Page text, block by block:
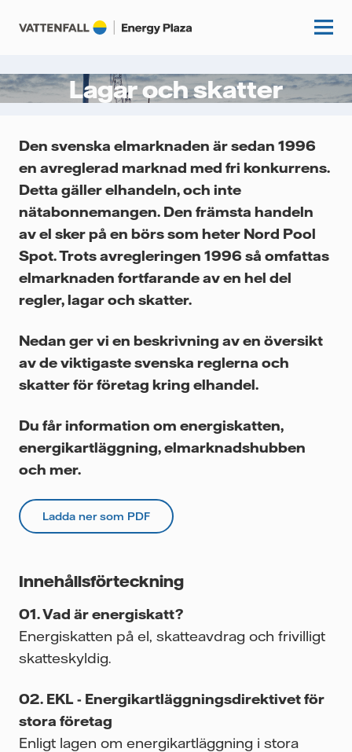
Kunskapshubb
Fördjupning
Guider
Artiklar
Krönikor
Videor
Podcasts
Event
Lagar och skatter
Den svenska elmarknaden är sedan 1996
en avreglerad marknad med fri konkurrens.
Detta gäller elhandeln, och inte
nätabonnemangen. Den främsta handeln
av el sker på en börs som heter Nord Pool
Spot. Trots avregleringen 1996 så omfattas
elmarknaden fortfarande av en hel del
regler, lagar och skatter.
Nedan ger vi en beskrivning av en översikt
av de viktigaste svenska reglerna och
skatter för företag kring elhandel.
Du får information om energiskatten,
energikartläggning, elmarknadshubben
och mer.
Ladda ner som PDF
Innehållsförteckning
Vad är energiskatt?
Energiskatten på el, skatteavdrag och frivilligt
skatteskyldig.
EKL - Energikartläggningsdirektivet för
stora företag
Enligt lagen om energikartläggning i stora